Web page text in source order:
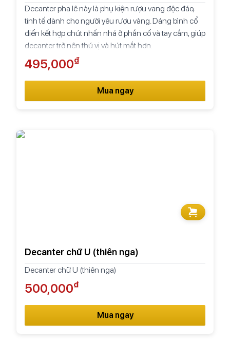
Decanter pha lê này là phụ kiện rượu vang độc đáo,
tinh tế dành cho người yêu rượu vàng. Dáng bình cổ
điển kết hợp chút nhấn nhá ở phần cổ và tay cầm, giúp
decanter trở nên thú vị và hút mắt hơn.
495,000₫
Mua ngay
Decanter chữ U (thiên nga)
Decanter chữ U (thiên nga)
500,000₫
Mua ngay